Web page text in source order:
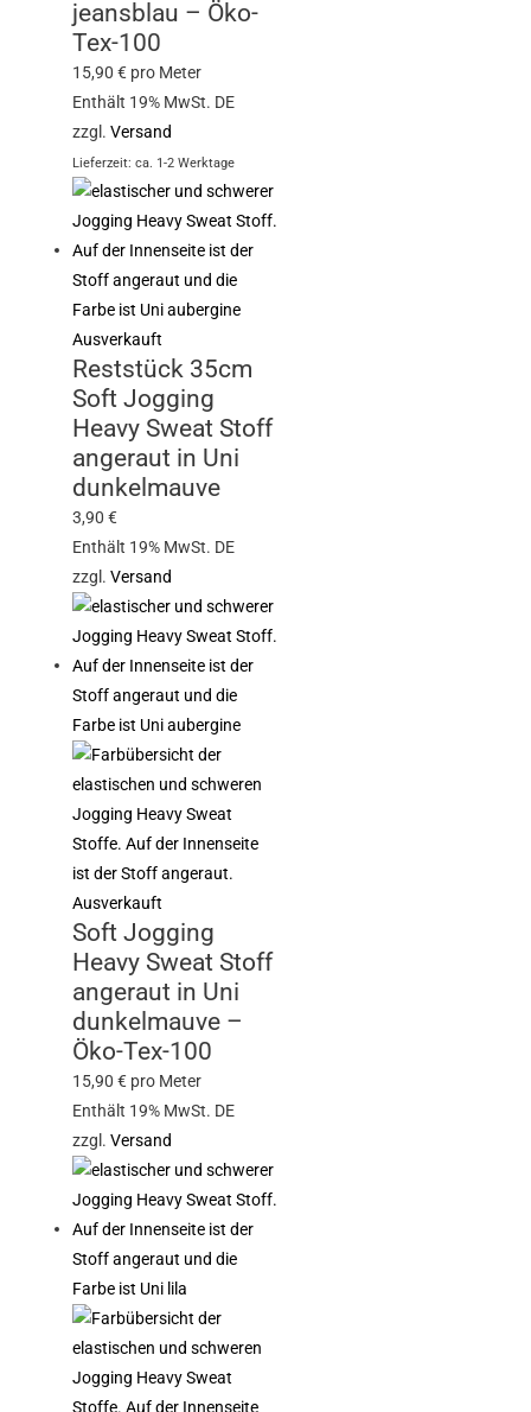
jeansblau – Öko-
Tex-100
15,90€ pro Meter
Enthält 19% MwSt. DE
zzgl.Versand
Lieferzeit: ca. 1-2 Werktage
Ausverkauft
Reststück 35cm
Soft Jogging
Heavy Sweat Stoff
angeraut in Uni
dunkelmauve
3,90€
Enthält 19% MwSt. DE
zzgl.Versand
Ausverkauft
Soft Jogging
Heavy Sweat Stoff
angeraut in Uni
dunkelmauve –
Öko-Tex-100
15,90€ pro Meter
Enthält 19% MwSt. DE
zzgl.Versand